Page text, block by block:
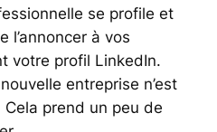
se profile et
l’annoncer à vos
votre profil LinkedIn.
entreprise n’est
prend un peu de